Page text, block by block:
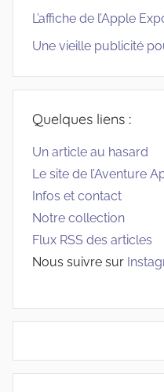
L’affiche de l’Apple
Une vieille publicité
Quelques liens :
Un article au hasard
Le site de l’Aventure
Infos et contact
Notre collection
Flux RSS des articles
Nous suivre sur